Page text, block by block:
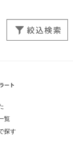
覧
探す